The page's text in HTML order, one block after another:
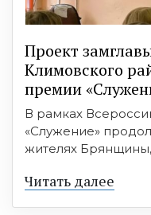
Проект
Климовского
премии
В рамках
«Служение»
жителях Брянщины,
Читать далее